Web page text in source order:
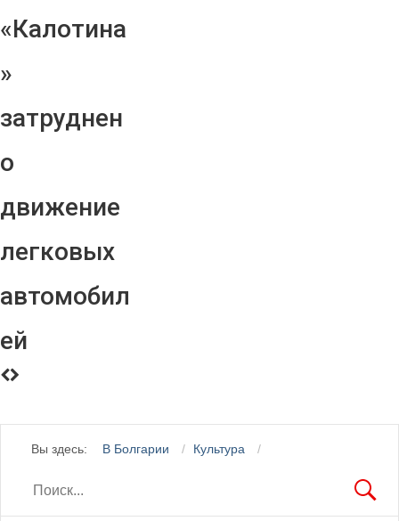
«Калотина
»
затруднен
о
движение
легковых
автомобил
ей
Вы здесь: В Болгарии Культура